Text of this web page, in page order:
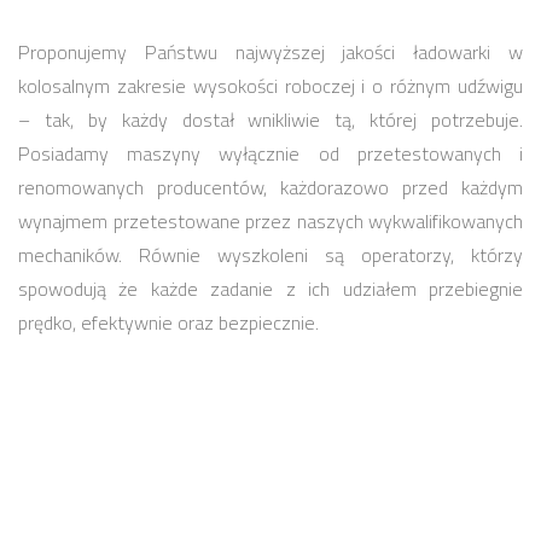
Proponujemy Państwu najwyższej jakości ładowarki w
kolosalnym zakresie wysokości roboczej i o różnym udźwigu
– tak, by każdy dostał wnikliwie tą, której potrzebuje.
Posiadamy maszyny wyłącznie od przetestowanych i
renomowanych producentów, każdorazowo przed każdym
wynajmem przetestowane przez naszych wykwalifikowanych
mechaników. Równie wyszkoleni są operatorzy, którzy
spowodują że każde zadanie z ich udziałem przebiegnie
prędko, efektywnie oraz bezpiecznie.